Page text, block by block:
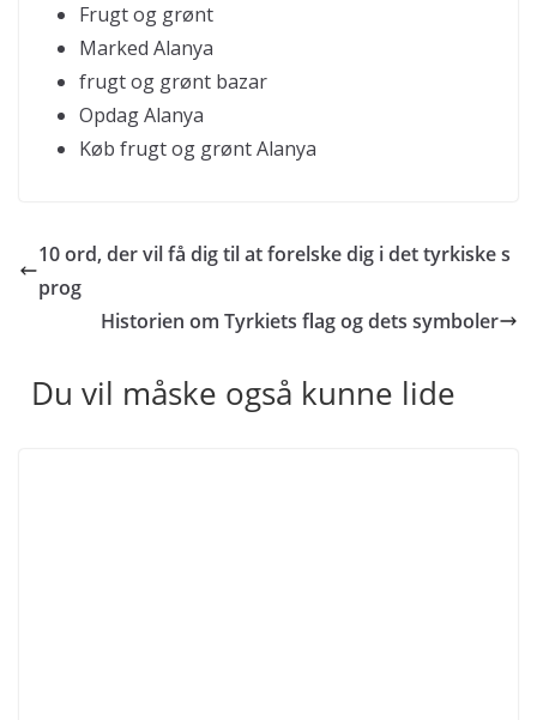
Frugt og grønt
Marked Alanya
frugt og grønt bazar
Opdag Alanya
Køb frugt og grønt Alanya
10 ord, der vil få dig til at forelske dig i det tyrkiske s
prog
Historien om Tyrkiets flag og dets symboler
Du vil måske også kunne lide